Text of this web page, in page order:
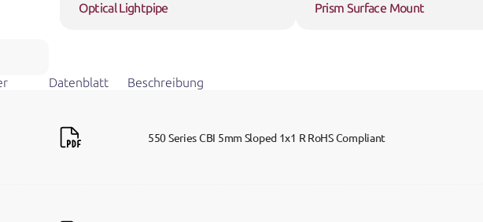
Optical Lightpipe Prism Surface Mount
Datenblatt Beschreibung
550 Series CBI 5mm Sloped 1x1 R RoHS Compliant